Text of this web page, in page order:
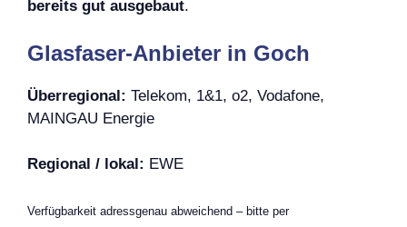
bereits gut ausgebaut.
Glasfaser-Anbieter in Goch
Überregional: Telekom, 1&1, o2, Vodafone,
MAINGAU Energie
Regional / lokal: EWE
Verfügbarkeit adressgenau abweichend – bitte per